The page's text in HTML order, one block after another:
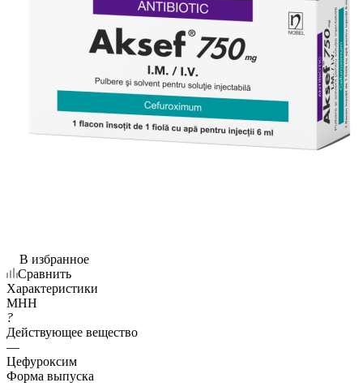
В избранное
Сравнить
Характеристики
МНН
?
Действующее вещество
—
Цефуроксим
Форма выпуска